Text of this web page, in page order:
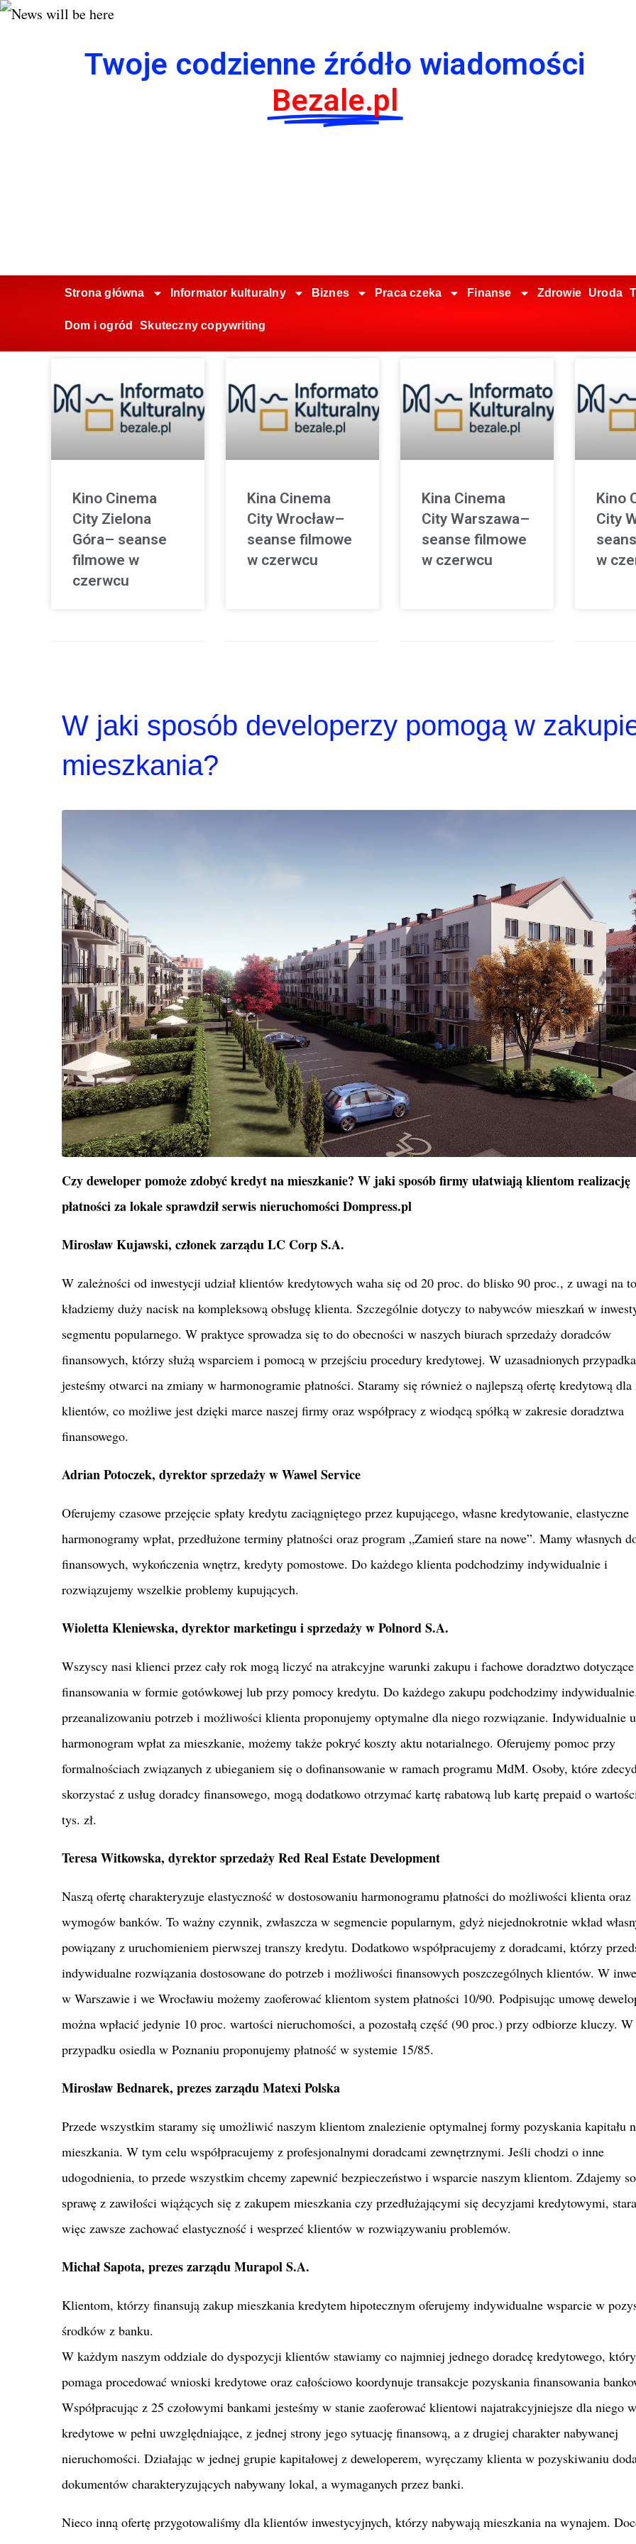
Twoje codzienne źródło wiadomości
Bezale.pl
Strona główna Informator kulturalny Biznes Praca czeka Finanse Zdrowie Uroda
Dom i ogród Skuteczny copywriting
Kino Cinema
City Zielona
Góra– seanse
filmowe w
czerwcu
Kina Cinema
City Wrocław–
seanse filmowe
w czerwcu
Kina Cinema
City Warszawa–
seanse filmowe
w czerwcu
Kino
City
w
W jaki sposób developerzy pomogą w
mieszkania?
Czy deweloper pomoże zdobyć kredyt na mieszkanie? W jaki sposób firmy ułatwiają klientom realizację
płatności za lokale sprawdził serwis nieruchomości Dompress.pl
Mirosław Kujawski, członek zarządu LC Corp S.A.
W zależności od inwestycji udział klientów kredytowych waha się od 20 proc. do blisko 90 proc., z uwagi na to
kładziemy duży nacisk na kompleksową obsługę klienta. Szczególnie dotyczy to nabywców mieszkań w
segmentu popularnego. W praktyce sprowadza się to do obecności w naszych biurach sprzedaży doradców
finansowych, którzy służą wsparciem i pomocą w przejściu procedury kredytowej. W uzasadnionych
jesteśmy otwarci na zmiany w harmonogramie płatności. Staramy się również o najlepszą ofertę kredytową dla
klientów, co możliwe jest dzięki marce naszej firmy oraz współpracy z wiodącą spółką w zakresie doradztwa
finansowego.
Adrian Potoczek, dyrektor sprzedaży w Wawel Service
Oferujemy czasowe przejęcie spłaty kredytu zaciągniętego przez kupującego, własne kredytowanie, elastyczne
harmonogramy wpłat, przedłużone terminy płatności oraz program „Zamień stare na nowe”. Mamy własnych
finansowych, wykończenia wnętrz, kredyty pomostowe. Do każdego klienta podchodzimy indywidualnie i
rozwiązujemy wszelkie problemy kupujących.
Wioletta Kleniewska, dyrektor marketingu i sprzedaży w Polnord S.A.
Wszyscy nasi klienci przez cały rok mogą liczyć na atrakcyjne warunki zakupu i fachowe doradztwo dotyczące
finansowania w formie gotówkowej lub przy pomocy kredytu. Do każdego zakupu podchodzimy
przeanalizowaniu potrzeb i możliwości klienta proponujemy optymalne dla niego rozwiązanie. Indywidualnie
harmonogram wpłat za mieszkanie, możemy także pokryć koszty aktu notarialnego. Oferujemy pomoc przy
formalnościach związanych z ubieganiem się o dofinansowanie w ramach programu MdM. Osoby, które
skorzystać z usług doradcy finansowego, mogą dodatkowo otrzymać kartę rabatową lub kartę prepaid o
tys. zł.
Teresa Witkowska, dyrektor sprzedaży Red Real Estate Development
Naszą ofertę charakteryzuje elastyczność w dostosowaniu harmonogramu płatności do możliwości klienta oraz
wymogów banków. To ważny czynnik, zwłaszcza w segmencie popularnym, gdyż niejednokrotnie wkład
powiązany z uruchomieniem pierwszej transzy kredytu. Dodatkowo współpracujemy z doradcami, którzy
indywidualne rozwiązania dostosowane do potrzeb i możliwości finansowych poszczególnych klientów. W
w Warszawie i we Wrocławiu możemy zaoferować klientom system płatności 10/90. Podpisując umowę
można wpłacić jedynie 10 proc. wartości nieruchomości, a pozostałą część (90 proc.) przy odbiorze kluczy. W
przypadku osiedla w Poznaniu proponujemy płatność w systemie 15/85.
Mirosław Bednarek, prezes zarządu Matexi Polska
Przede wszystkim staramy się umożliwić naszym klientom znalezienie optymalnej formy pozyskania kapitału
mieszkania. W tym celu współpracujemy z profesjonalnymi doradcami zewnętrznymi. Jeśli chodzi o inne
udogodnienia, to przede wszystkim chcemy zapewnić bezpieczeństwo i wsparcie naszym klientom. Zdajemy
sprawę z zawiłości wiążących się z zakupem mieszkania czy przedłużającymi się decyzjami kredytowymi,
więc zawsze zachować elastyczność i wesprzeć klientów w rozwiązywaniu problemów.
Michał Sapota, prezes zarządu Murapol S.A.
Klientom, którzy finansują zakup mieszkania kredytem hipotecznym oferujemy indywidualne wsparcie w
środków z banku.
W każdym naszym oddziale do dyspozycji klientów stawiamy co najmniej jednego doradcę kredytowego, który
pomaga procedować wnioski kredytowe oraz całościowo koordynuje transakcje pozyskania finansowania
Współpracując z 25 czołowymi bankami jesteśmy w stanie zaoferować klientowi najatrakcyjniejsze dla niego
kredytowe w pełni uwzględniające, z jednej strony jego sytuację finansową, a z drugiej charakter nabywanej
nieruchomości. Działając w jednej grupie kapitałowej z deweloperem, wyręczamy klienta w pozyskiwaniu
dokumentów charakteryzujących nabywany lokal, a wymaganych przez banki.
Nieco inną ofertę przygotowaliśmy dla klientów inwestycyjnych, którzy nabywają mieszkania na wynajem.